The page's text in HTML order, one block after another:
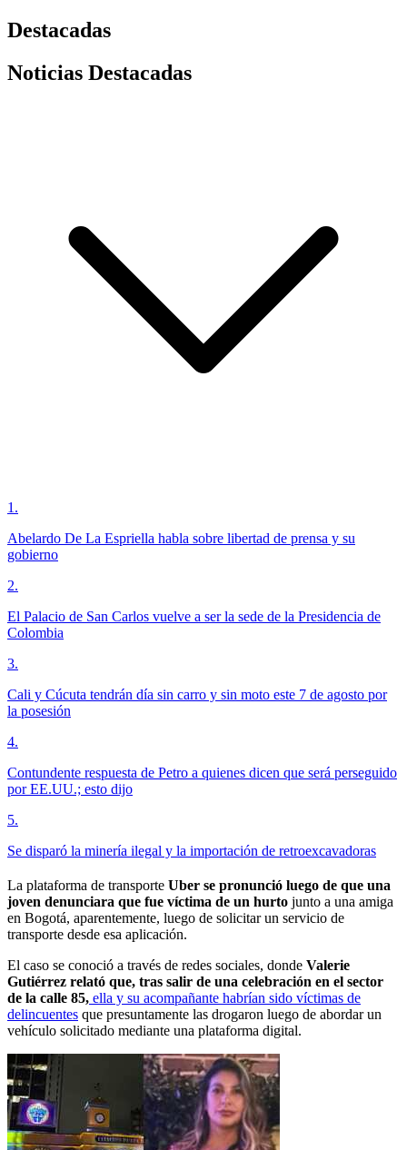
Destacadas
Noticias Destacadas
1 .
Abelardo De La Espriella habla sobre libertad de prensa y su
gobierno
2.
El Palacio de San Carlos vuelve a ser la sede de la Presidencia de
Colombia
3.
Cali y Cúcuta tendrán día sin carro y sin moto este 7 de agosto por
la posesión
4.
Contundente respuesta de Petro a quienes dicen que será perseguido
por EE.UU.; esto dijo
5.
Se disparó la minería ilegal y la importación de retroexcavadoras
La plataforma de transporte Uber se pronunció luego de que una
joven denunciara que fue víctima de un hurto junto a una amiga
en Bogotá, aparentemente, luego de solicitar un servicio de
transporte desde esa aplicación.
El caso se conoció a través de redes sociales, donde Valerie
Gutiérrez relató que, tras salir de una celebración en el sector
de la calle 85, ella y su acompañante habrían sido víctimas de
delincuentes que presuntamente las drogaron luego de abordar un
vehículo solicitado mediante una plataforma digital.